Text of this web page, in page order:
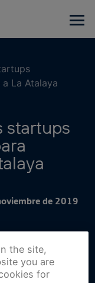
La Atalaya
startups
de 2019
the site,
you are
for